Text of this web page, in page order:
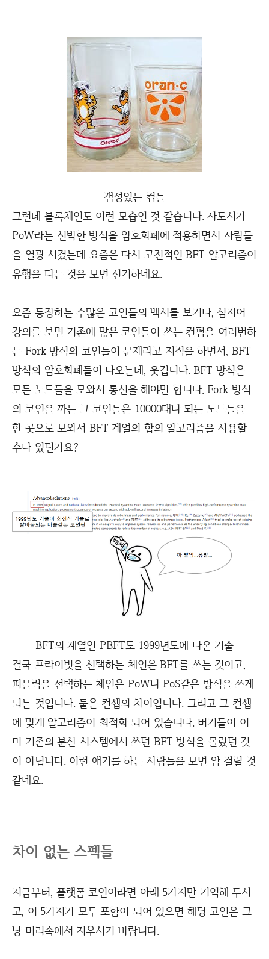
갬성있는 컵들
그런데 블록체인도 이런 모습인 것 같습니다. 사토시가
PoW라는 신박한 방식을 암호화폐에 적용하면서 사람들
을 열광 시켰는데 요즘은 다시 고전적인 BFT 알고리즘이
유행을 타는 것을 보면 신기하네요.
요즘 등장하는 수많은 코인들의 백서를 보거나, 심지어
강의를 보면 기존에 많은 코인들이 쓰는 컨펌을 여러번하
는 Fork 방식의 코인들이 문제라고 지적을 하면서, BFT
방식의 암호화폐들이 나오는데, 웃깁니다. BFT 방식은
모든 노드들을 모와서 통신을 해야만 합니다. Fork 방식
의 코인을 까는 그 코인들은 10000대나 되는 노드들을
한 곳으로 모와서 BFT 계열의 합의 알고리즘을 사용할
수나 있던가요?
BFT의 계열인 PBFT도 1999년도에 나온 기술
결국 프라이빗을 선택하는 체인은 BFT를 쓰는 것이고,
퍼블릭을 선택하는 체인은 PoW나 PoS같은 방식을 쓰게
되는 것입니다. 둘은 컨셉의 차이입니다. 그리고 그 컨셉
에 맞게 알고리즘이 최적화 되어 있습니다. 버거들이 이
미 기존의 분산 시스템에서 쓰던 BFT 방식을 몰랐던 것
이 아닙니다. 이런 얘기를 하는 사람들을 보면 암 걸릴 것
같네요.
차이 없는 스펙들
지금부터, 플랫폼 코인이라면 아래 5가지만 기억해 두시
고, 이 5가지가 모두 포함이 되어 있으면 해당 코인은 그
냥 머리속에서 지우시기 바랍니다.